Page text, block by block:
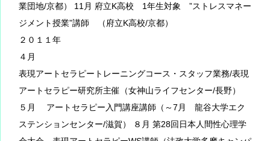
業団地/京都） 11月 府立K高校 1年生対象 ”ストレスマネー
ジメント授業”講師 （府立K高校/京都）
２０１１年
４月
表現アートセラピートレーニングコース・スタッフ業務/表現
アートセラピー研究所主催（女神山ライフセンター/長野）
５月 アートセラピー入門講座講師（～7月 龍谷大学エク
ステンションセンター/滋賀） ８月 第28回日本人間性心理学